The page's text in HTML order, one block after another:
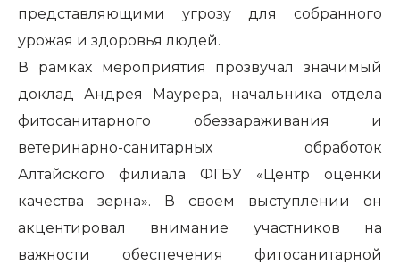
представляющими угрозу для собранного
урожая и здоровья людей.
В рамках мероприятия прозвучал значимый
доклад Андрея Маурера, начальника отдела
фитосанитарного обеззараживания и
ветеринарно-санитарных обработок
Алтайского филиала ФГБУ «Центр оценки
качества зерна». В своем выступлении он
акцентировал внимание участников на
важности обеспечения фитосанитарной